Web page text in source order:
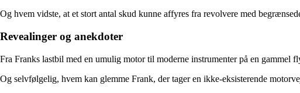
Og hvem vidste, at et stort antal skud kunne affyres fra revolvere med
Revealinger og anekdoter
Fra Franks lastbil med en umulig motor til moderne instrumenter på en
Og selvfølgelig, hvem kan glemme Frank, der tager en ikke-eksisterende